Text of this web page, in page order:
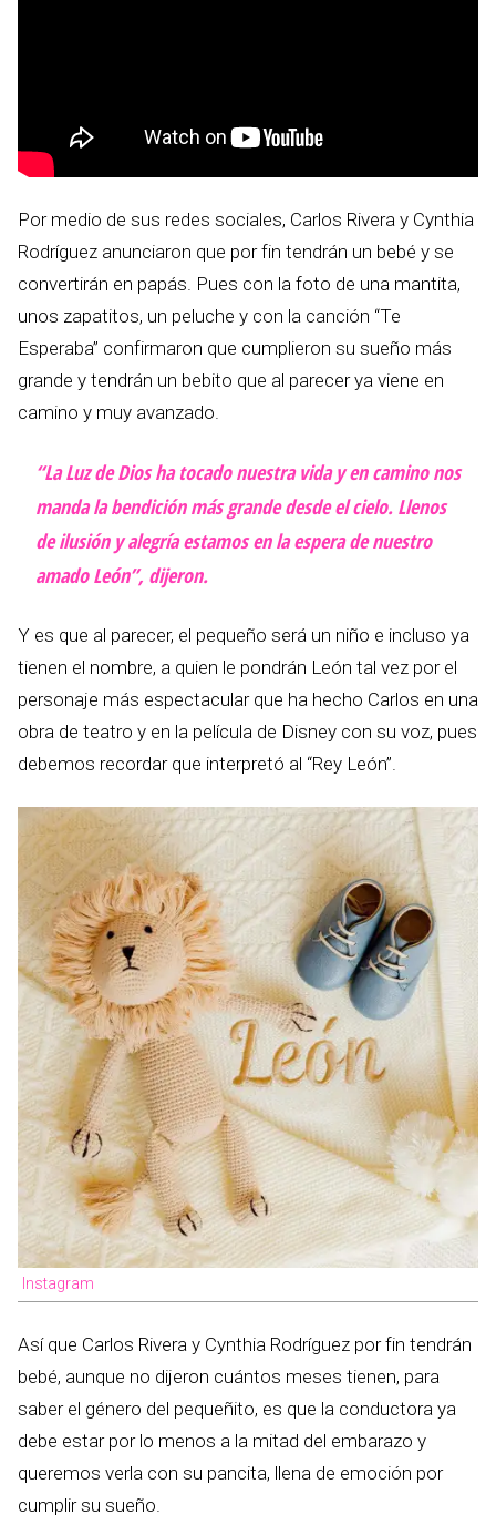
Por medio de sus redes sociales, Carlos Rivera y Cynthia
Rodríguez anunciaron que por fin tendrán un bebé y se
convertirán en papás. Pues con la foto de una mantita,
unos zapatitos, un peluche y con la canción “Te
Esperaba” confirmaron que cumplieron su sueño más
grande y tendrán un bebito que al parecer ya viene en
camino y muy avanzado.
“La Luz de Dios ha tocado nuestra vida y en camino nos
manda la bendición más grande desde el cielo. Llenos
de ilusión y alegría estamos en la espera de nuestro
amado León”, dijeron.
Y es que al parecer, el pequeño será un niño e incluso ya
tienen el nombre, a quien le pondrán León tal vez por el
personaje más espectacular que ha hecho Carlos en una
obra de teatro y en la película de Disney con su voz, pues
debemos recordar que interpretó al “Rey León”.
Instagram
Así que Carlos Rivera y Cynthia Rodríguez por fin tendrán
bebé, aunque no dijeron cuántos meses tienen, para
saber el género del pequeñito, es que la conductora ya
debe estar por lo menos a la mitad del embarazo y
queremos verla con su pancita, llena de emoción por
cumplir su sueño.